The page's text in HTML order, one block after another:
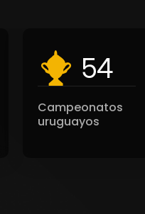
54
Campeonatos
uruguayos